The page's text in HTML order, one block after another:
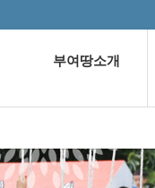
부여땅소개